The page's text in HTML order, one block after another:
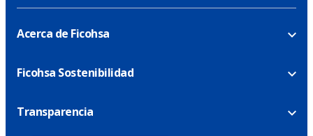
Acerca de Ficohsa
Ficohsa Sostenibilidad
Transparencia